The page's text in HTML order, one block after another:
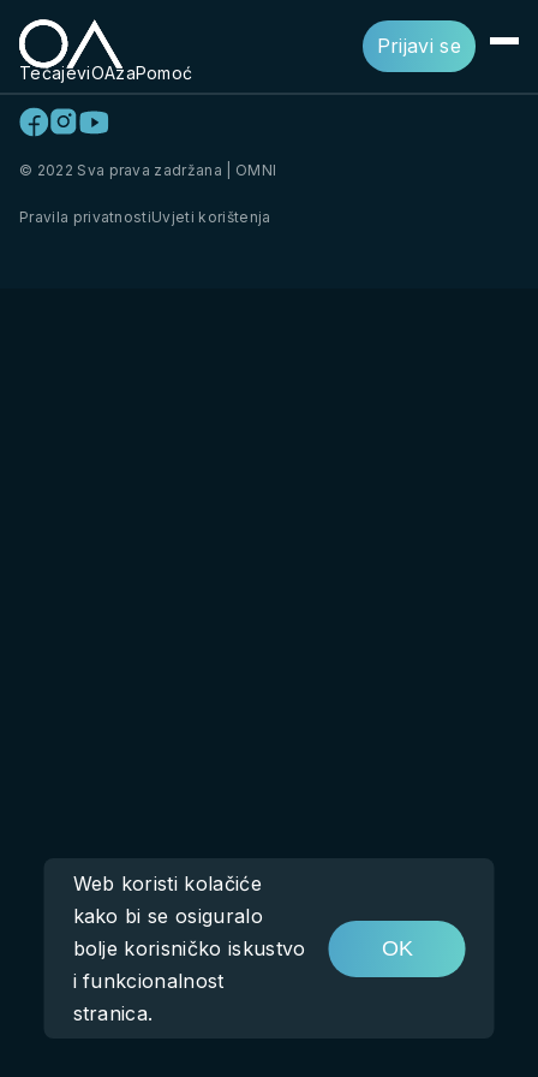
Prijavi se
Web koristi kolačiće
kako bi se osiguralo
bolje korisničko iskustvo
i funkcionalnost
stranica.
OK
TečajeviOAzaPomoć
© 2022 Sva prava zadržana | OMNI
Pravila privatnostiUvjeti korištenja